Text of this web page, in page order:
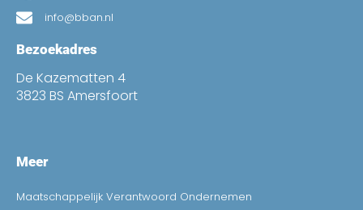
info@bban.nl
Bezoekadres
De Kazematten 4
3823 BS Amersfoort
Meer
Maatschappelijk Verantwoord Ondernemen